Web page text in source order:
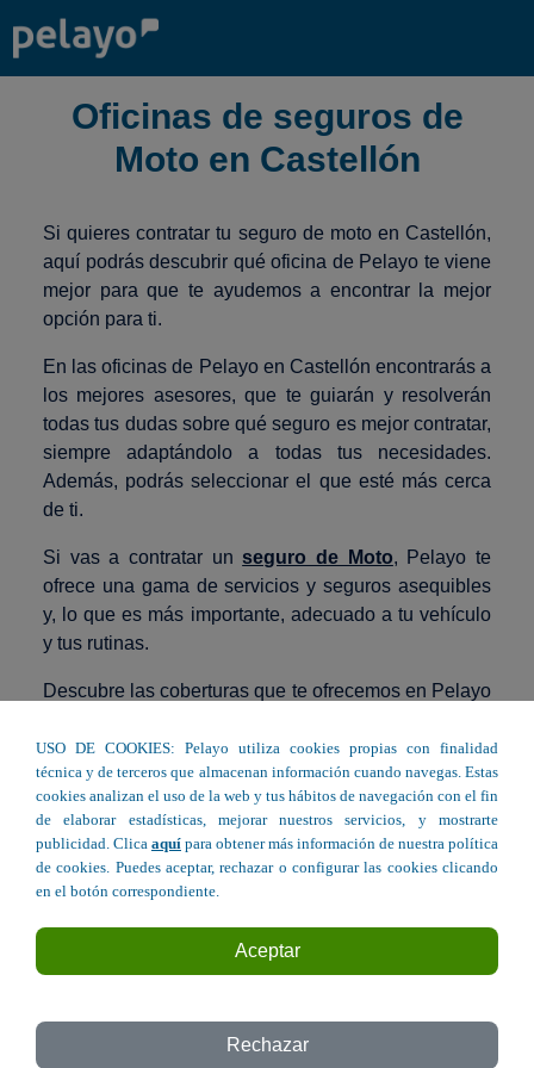
Oficinas de seguros de
Moto en Castellón
Si quieres contratar tu seguro de moto en Castellón,
aquí podrás descubrir qué oficina de Pelayo te viene
mejor para que te ayudemos a encontrar la mejor
opción para ti.
En las oficinas de Pelayo en Castellón encontrarás a
los mejores asesores, que te guiarán y resolverán
todas tus dudas sobre qué seguro es mejor contratar,
siempre adaptándolo a todas tus necesidades.
Además, podrás seleccionar el que esté más cerca
de ti.
Si vas a contratar unseguro de Moto, Pelayo te
ofrece una gama de servicios y seguros asequibles
y, lo que es más importante, adecuado a tu vehículo
y tus rutinas.
Descubre las coberturas que te ofrecemos en Pelayo
Elige tu oficina Pelayo más cercana en Castellón y
contrata el seguro de coche perfecto para ti.
Seguro de Moto en Castellón
Avda. Rey Don Jaime 1 - Castellón
USO DE COOKIES: Pelayo utiliza cookies propias con finalidad
técnica y de terceros que almacenan información cuando navegas. Estas
cookies analizan el uso de la web y tus hábitos de navegación con el fin
de elaborar estadísticas, mejorar nuestros servicios, y mostrarte
publicidad. Clica aquí para obtener más información de nuestra política
de cookies. Puedes aceptar, rechazar o configurar las cookies clicando
en el botón correspondiente.
Aceptar
Rechazar